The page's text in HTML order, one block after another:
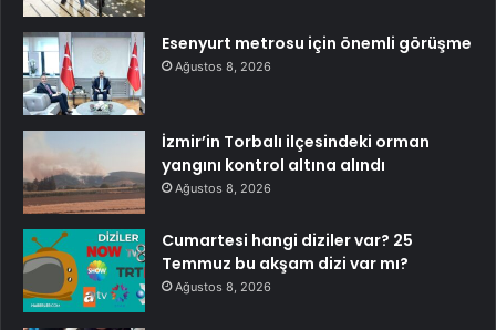
Esenyurt metrosu için önemli görüşme
Ağustos 8, 2026
İzmir’in Torbalı ilçesindeki orman
yangını kontrol altına alındı
Ağustos 8, 2026
Cumartesi hangi diziler var? 25
Temmuz bu akşam dizi var mı?
Ağustos 8, 2026